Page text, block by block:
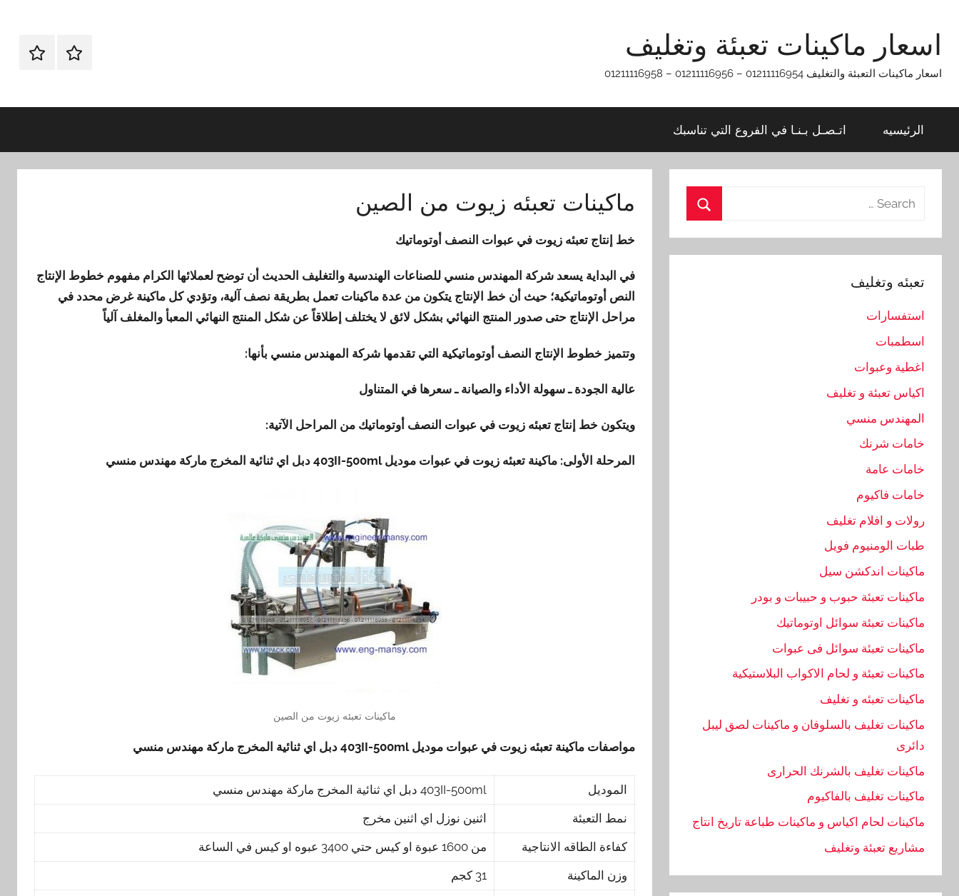
content
اسعار ماكينات تعبئة وتغليف
اسعار ماكينات التعبئة والتغليف 01211116954 – 01211116956 – 01211116958
الرئيسيهاتـصـل
تناسبك
الرئيسيه اتـصـل بـنـا في الفروع التي تناسبك
ماكينات تعبئه زيوت من الصين
خط إنتاج تعبئه زيوت في عبوات النصف أوتوماتيك
في البداية يسعد شركة المهندس منسي للصناعات الهندسية والتغليف الحديث أن توضح لعملائها الكرام مفهوم خطوط الإنتاج
النص أوتوماتيكية؛ حيث أن خط الإنتاج يتكون من عدة ماكينات تعمل بطريقة نصف آلية، وتؤدي كل ماكينة غرض محدد في
مراحل الإنتاج حتى صدور المنتج النهائي بشكل لائق لا يختلف إطلاقاً عن شكل المنتج النهائي المعبأ والمغلف آلياً
وتتميز خطوط الإنتاج النصف أوتوماتيكية التي تقدمها شركة المهندس منسي بأنها:
عالية الجودة ـ سهولة الأداء والصيانة ـ سعرها في المتناول
ويتكون خط إنتاج تعبئه زيوت في عبوات النصف أوتوماتيك من المراحل الآتية:
المرحلة الأولى: ماكينة تعبئه زيوت في عبوات موديل403II-500mlدبل اي ثنائية المخرج ماركة مهندس منسي
ماكينات تعبئه زيوت من الصين
مواصفات ماكينة تعبئه زيوت في عبوات موديل403II-500mlدبل اي ثنائية المخرج ماركة مهندس منسي
الموديل
403II-500ml دبل اي ثنائية المخرج ماركة مهندس منسي
نمط التعبئة
اثنين نوزل اي اثنين مخرج
كفاءة الطاقه الانتاجية
من 1600 عبوة او كيس حتي 3400 عبوه او كيس في الساعة
وزن الماكينة
31 كجم
Search
تعبئه وتغليف
استفسارات
اسطمبات
اغطية وعبوات
اكياس تعبئة و تغليف
المهندس منسي
خامات شرنك
خامات عامة
خامات فاكيوم
رولات و افلام تغليف
طبات الومنيوم فويل
ماكينات اندكشن سيل
ماكينات تعبئة حبوب و حبيبات و بودر
ماكينات تعبئة سوائل اوتوماتيك
ماكينات تعبئة سوائل فى عبوات
ماكينات تعبئة و لحام الاكواب البلاستيكية
ماكينات تعبئه و تغليف
ماكينات تغليف بالسلوفان و ماكينات لصق ليبل
دائرى
ماكينات تغليف بالشرنك الحرارى
ماكينات تغليف بالفاكيوم
ماكينات لحام اكياس و ماكينات طباعة تاريخ انتاج
مشاريع تعبئة وتغليف